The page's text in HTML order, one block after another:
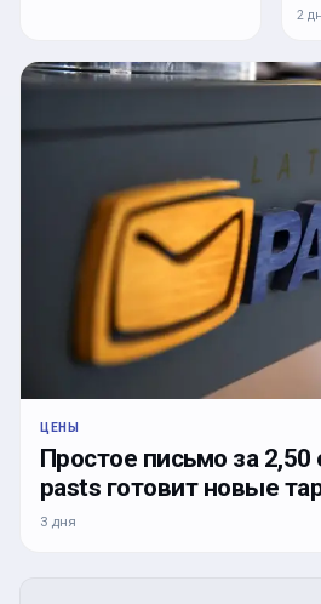
2
ЦЕНЫ
Простое письмо за 2,50
pasts готовит новые
3 дня